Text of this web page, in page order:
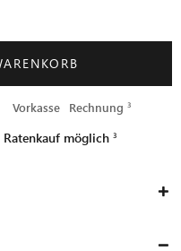
Vorkasse Rechnung
möglich